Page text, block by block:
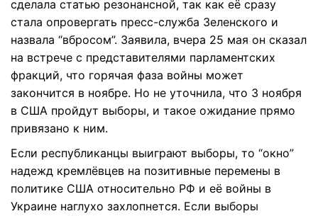
сделала статью резонансной, так как её сразу
стала опровергать пресс-служба Зеленского и
назвала “вбросом”. Заявила, вчера 25 мая он сказал
на встрече с представителями парламентских
фракций, что горячая фаза войны может
закончится в ноябре. Но не уточнила, что 3 ноября
в США пройдут выборы, и такое ожидание прямо
привязано к ним.
Если республиканцы выиграют выборы, то “окно”
надежд кремлёвцев на позитивные перемены в
политике США относительно РФ и её войны в
Украине наглухо захлопнется. Если выборы